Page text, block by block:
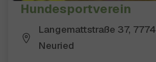
Hundesportverein
Langemattstraße 37,
Neuried